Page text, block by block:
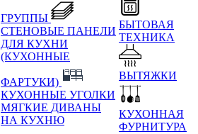
ГРУППЫ
СТЕНОВЫЕ ПАНЕЛИ
ДЛЯ КУХНИ
(КУХОННЫЕ
ФАРТУКИ)
КУХОННЫЕ УГОЛКИ
МЯГКИЕ ДИВАНЫ
НА КУХНЮ
БЫТОВАЯ
ТЕХНИКА
ВЫТЯЖКИ
КУХОННАЯ
ФУРНИТУРА